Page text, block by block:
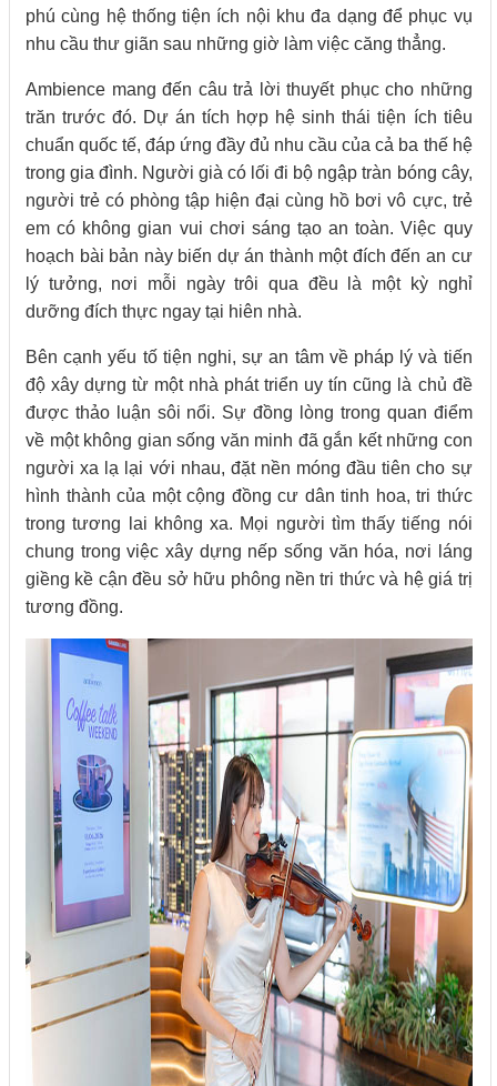
phú cùng hệ thống tiện ích nội khu đa dạng để phục vụ
nhu cầu thư giãn sau những giờ làm việc căng thẳng.
Ambience mang đến câu trả lời thuyết phục cho những
trăn trước đó. Dự án tích hợp hệ sinh thái tiện ích tiêu
chuẩn quốc tế, đáp ứng đầy đủ nhu cầu của cả ba thế hệ
trong gia đình. Người già có lối đi bộ ngập tràn bóng cây,
người trẻ có phòng tập hiện đại cùng hồ bơi vô cực, trẻ
em có không gian vui chơi sáng tạo an toàn. Việc quy
hoạch bài bản này biến dự án thành một đích đến an cư
lý tưởng, nơi mỗi ngày trôi qua đều là một kỳ nghỉ
dưỡng đích thực ngay tại hiên nhà.
Bên cạnh yếu tố tiện nghi, sự an tâm về pháp lý và tiến
độ xây dựng từ một nhà phát triển uy tín cũng là chủ đề
được thảo luận sôi nổi. Sự đồng lòng trong quan điểm
về một không gian sống văn minh đã gắn kết những con
người xa lạ lại với nhau, đặt nền móng đầu tiên cho sự
hình thành của một cộng đồng cư dân tinh hoa, tri thức
trong tương lai không xa. Mọi người tìm thấy tiếng nói
chung trong việc xây dựng nếp sống văn hóa, nơi láng
giềng kề cận đều sở hữu phông nền tri thức và hệ giá trị
tương đồng.